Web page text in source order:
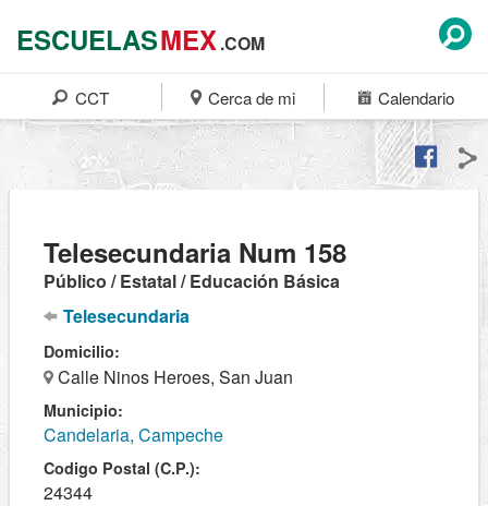
ESCUELASMEX.COM
CCT Cerca de mi Calendario
Telesecundaria Num 158
Público / Estatal / Educación Básica
Telesecundaria
Domicilio:
Calle Ninos Heroes, San Juan
Municipio:
Candelaria, Campeche
Codigo Postal (C.P.):
24344